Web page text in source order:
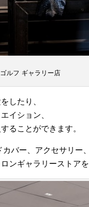
ルフ ギャラリー店
したり、
イション、
ることができます。
バー、アクセサリー、
ンギャラリーストアを